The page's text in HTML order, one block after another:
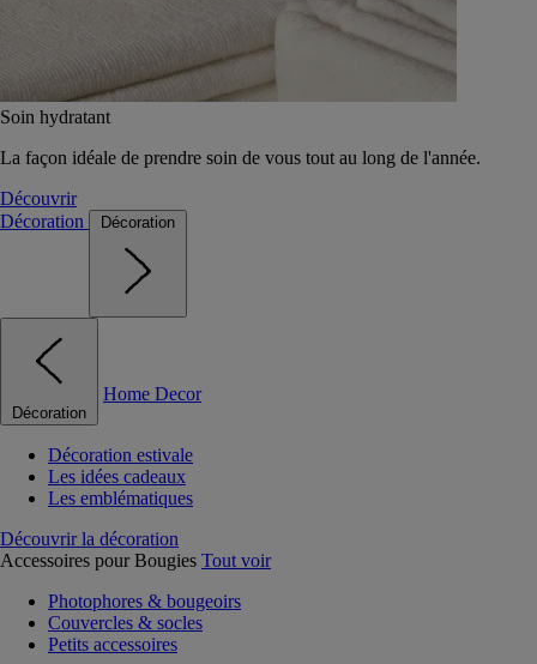
Soin hydratant
La façon idéale de prendre soin de vous tout au long de l'année.
Découvrir
Décoration
Décoration
Décoration
Home Decor
Décoration estivale
Les idées cadeaux
Les emblématiques
Découvrir la décoration
Accessoires pour Bougies Tout voir
Photophores & bougeoirs
Couvercles & socles
Petits accessoires